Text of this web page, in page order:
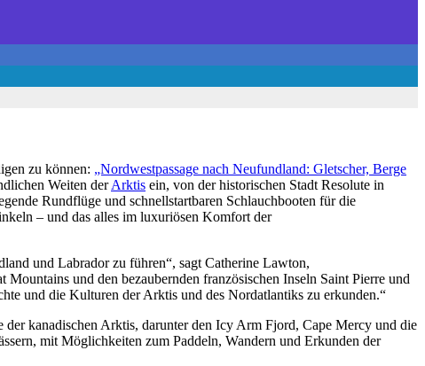
zu können: „Nordwestpassage nach Neufundland: Gletscher, Berge
Weiten derArktis ein, von der historischen Stadt Resolute in
Rundflüge und schnellstartbaren Schlauchbooten für die
– und das alles im luxuriösen Komfort der
und Labrador zu führen“, sagt Catherine Lawton,
und den bezaubernden französischen Inseln Saint Pierre und
und die Kulturen der Arktis und des Nordatlantiks zu erkunden.“
der kanadischen Arktis, darunter den Icy Arm Fjord, Cape Mercy und die
mit Möglichkeiten zum Paddeln, Wandern und Erkunden der